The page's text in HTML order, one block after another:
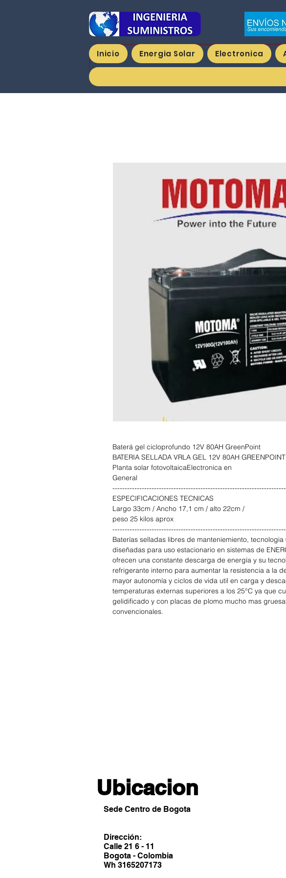
Inicio Energia Solar Electronica
Baterá gel cicloprofundo 12V 80AH GreenPoint
BATERIA SELLADA VRLA GEL 12V 80AH
Planta solar fotovoltaicaElectronica en
General
ESPECIFICACIONES TECNICAS
Largo 33cm / Ancho 17,1 cm / alto 22cm /
peso 25 kilos aprox
Baterías selladas libres de manteniemiento,
diseñadas para uso estacionario en sistemas de
ofrecen una constante descarga de energía y su
refrigerante interno para aumentar la resistencia a la
mayor autonomía y ciclos de vida util en carga y
temperaturas externas superiores a los 25°C ya que
gelidificado y con placas de plomo mucho mas
convencionales.
Ubicacion
Sede Centro de Bogota
Dirección:
Calle 21 6 - 11
Bogota - Colombia
Wh 3165207173